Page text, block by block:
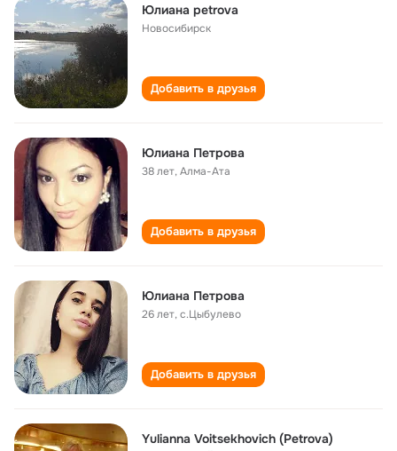
Юлиана petrova
Новосибирск
Добавить в друзья
Юлиана Петрова
38 лет,Алма-Ата
Добавить в друзья
Юлиана Петрова
26 лет,с.Цыбулево
Добавить в друзья
Yulianna Voitsekhovich (Petrova)